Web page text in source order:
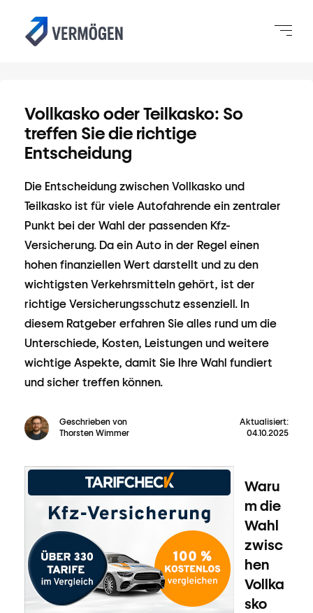
Vollkasko oder Teilkasko: So
treffen Sie die richtige
Entscheidung
Die Entscheidung zwischen Vollkasko und
Teilkasko ist für viele Autofahrende ein zentraler
Punkt bei der Wahl der passenden Kfz-
Versicherung. Da ein Auto in der Regel einen
hohen finanziellen Wert darstellt und zu den
wichtigsten Verkehrsmitteln gehört, ist der
richtige Versicherungsschutz essenziell. In
diesem Ratgeber erfahren Sie alles rund um die
Unterschiede, Kosten, Leistungen und weitere
wichtige Aspekte, damit Sie Ihre Wahl fundiert
und sicher treffen können.
Geschrieben von
Thorsten Wimmer
Aktualisiert:
04.10.2025
Waru
m die
Wahl
zwisc
hen
Vollka
sko